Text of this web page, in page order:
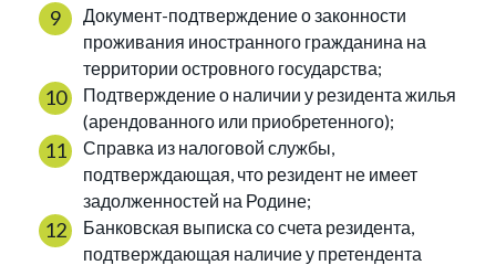
Документ-подтверждение о законности
проживания иностранного гражданина на
территории островного государства;
Подтверждение о наличии у резидента жилья
(арендованного или приобретенного);
Справка из налоговой службы,
подтверждающая, что резидент не имеет
задолженностей на Родине;
Банковская выписка со счета резидента,
подтверждающая наличие у претендента